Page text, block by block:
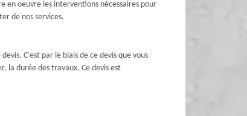
en oeuvre les interventions nécessaires pour
de nos services.
C'est par le biais de ce devis que vous
la durée des travaux. Ce devis est